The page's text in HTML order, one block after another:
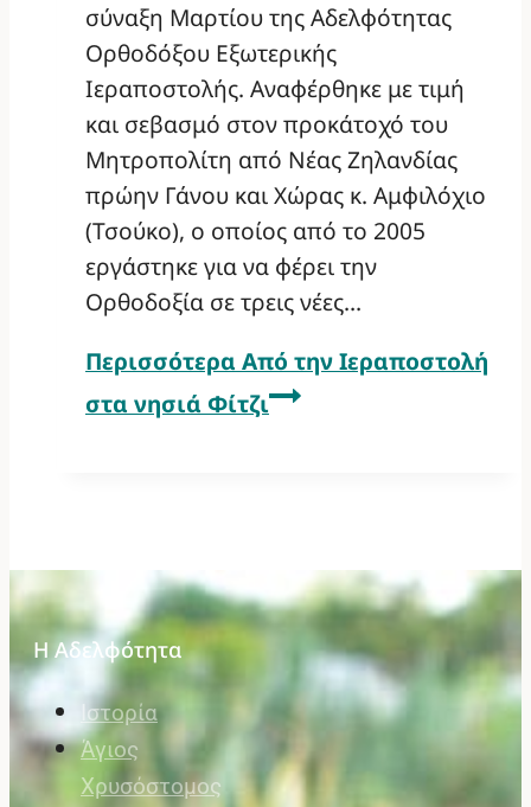
σύναξη Μαρτίου της Αδελφότητας
Ορθοδόξου Εξωτερικής
Ιεραποστολής. Αναφέρθηκε με τιμή
και σεβασμό στον προκάτοχό του
Μητροπολίτη από Νέας Ζηλανδίας
πρώην Γάνου και Χώρας κ. Αμφιλόχιο
(Τσούκο), ο οποίος από το 2005
εργάστηκε για να φέρει την
Ορθοδοξία σε τρεις νέες…
Περισσότερα Από την Ιεραποστολή
στα νησιά Φίτζι
Η Αδελφότητα
Ιστορία
Άγιος
Χρυσόστομος